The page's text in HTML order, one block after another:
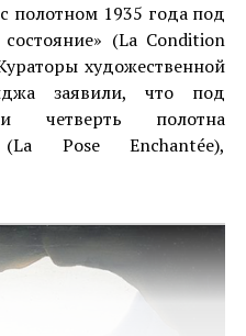
полотном 1935 года под
состояние» (La Condition
художественной
заявили, что под
четверть полотна
Pose Enchantée),